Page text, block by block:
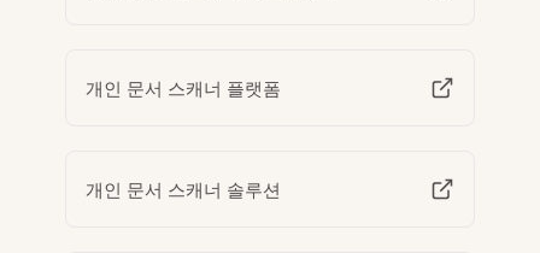
개인 문서 스캐너 플랫폼
개인 문서 스캐너 솔루션